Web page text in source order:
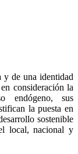
y de una identidad
consideración la
endógeno, sus
la puesta en
sostenible
local, nacional y